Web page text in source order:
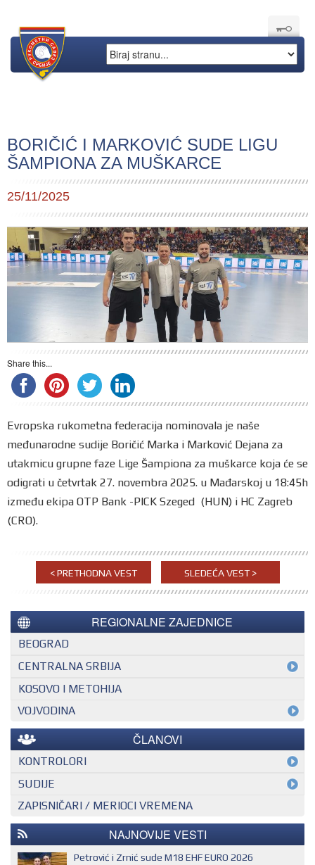
BORIČIĆ I MARKOVIĆ SUDE LIGU
ŠAMPIONA ZA MUŠKARCE
25/11/2025
Share this...
Evropska rukometna federacija nominovala je naše
međunarodne sudije Boričić Marka i Marković Dejana za
utakmicu grupne faze Lige Šampiona za muškarce koja će se
odigrati u četvrtak 27. novembra 2025. u Mađarskoj u 18:45h
između ekipa OTP Bank -PICK Szeged (HUN) i HC Zagreb
(CRO).
< PRETHODNA VEST SLEDEĆA VEST >
REGIONALNE ZAJEDNICE
BEOGRAD
CENTRALNA SRBIJA
KOSOVO I METOHIJA
VOJVODINA
ČLANOVI
KONTROLORI
MEĐUNARODNI KONTROLOR
NACIONALNI KONTROLOR
REGIONALNI KONTROLOR
SUDIJE
EHF SUDIJA
IHF SUDIJA
MLADI EVROPSKI SUDIJA
ZAPISNIČARI / MERIOCI VREMENA
NAJNOVIJE VESTI
Petrović i Zrnić sude M18 EHF EURO 2026